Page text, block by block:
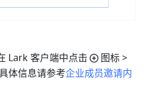
Lark 客户端中点击
图标
体信息请参考企业成员邀请内